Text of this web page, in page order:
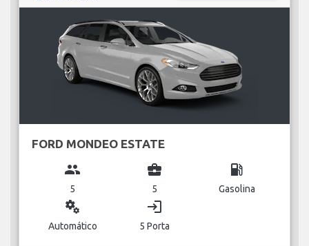
FORD MONDEO ESTATE
group
5
business_center
5
local_gas_station
Gasolina
miscellaneous_services
Automático
login
5 Porta